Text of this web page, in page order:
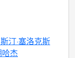
汀·塞洛克斯
哈杰